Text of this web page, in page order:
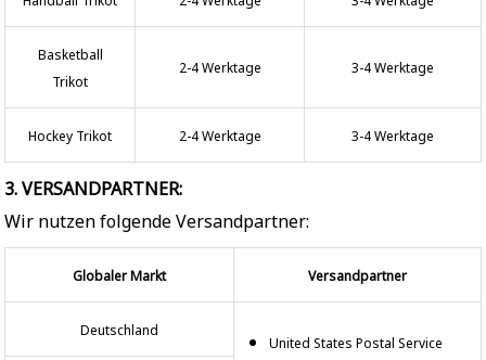
Basketball
Trikot
2-4 Werktage 3-4 Werktage
Hockey Trikot 2-4 Werktage 3-4 Werktage
3. VERSANDPARTNER:
Wir nutzen folgende Versandpartner:
Globaler Markt Versandpartner
Deutschland
United States Postal Service